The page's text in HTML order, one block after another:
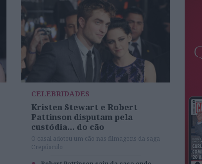
CELEBRIDADES
Kristen Stewart e Robert
Pattinson disputam pela
custódia... do cão
O casal adotou um cão nas filmagens da saga
Crepúsculo